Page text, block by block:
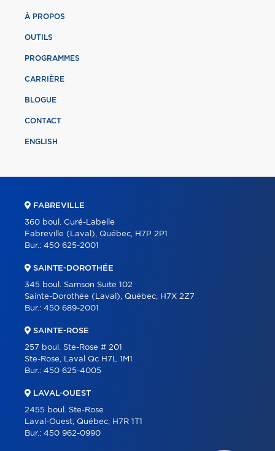
À PROPOS
OUTILS
PROGRAMMES
CARRIÈRE
BLOGUE
CONTACT
ENGLISH
FABREVILLE
360 boul. Curé-Labelle
Fabreville (Laval), Québec, H7P 2P1
Bur.: 450 625-2001
SAINTE-DOROTHÉE
345 boul. Samson Suite 102
Sainte-Dorothée (Laval), Québec, H7X 2Z7
Bur.: 450 689-2001
SAINTE-ROSE
257 boul. Ste-Rose # 201
Ste-Rose, Laval Qc H7L 1M1
Bur.: 450 625-4005
LAVAL-OUEST
2455 boul. Ste-Rose
Laval-Ouest, Québec, H7R 1T1
Bur.: 450 962-0990